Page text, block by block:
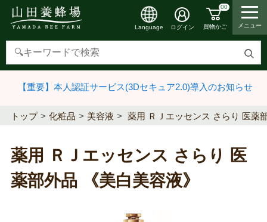
検
す
Language ログイン
00
買物かご メニュー
【重要】本人認証サービス(3Dセキュア2.0)導入のお知らせ
トップ 化粧品 美容液 薬用 ＲＪエッセンス さらり 医薬
薬用 ＲＪエッセンス さらり 医
薬部外品 《美白美容液》